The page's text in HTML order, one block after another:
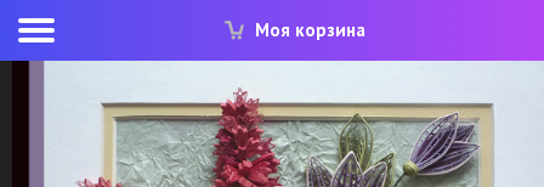
Моя корзина